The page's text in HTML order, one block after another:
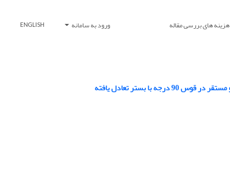
هزینه های بررسی مقاله ورود به سامانه ENGLISH